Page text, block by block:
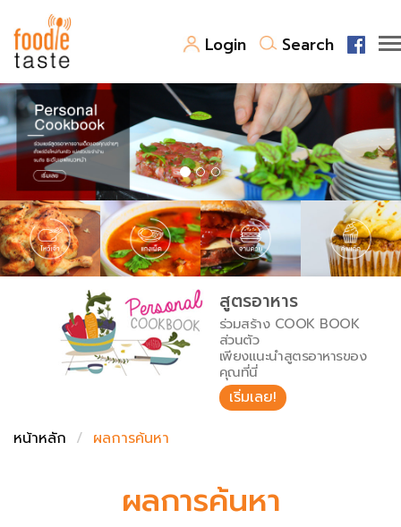
Login Search
สูตรอาหาร
สูตรอาหารล่าสุด
Top Foodie
พาไปชิม
สารพันก้นครัว
เคล็ดลับน่ารู้
เปรียบเทียบหน่วยการตวง
เปรียบเทียบอุณหภูมิ
เปรียบเทียบน้ำหนักวัตถุดิบ
FoodPedia
สร้าง Cookbook
สูตรอาหาร
ร่วมสร้าง COOK BOOK
ส่วนตัว
เพียงแนะนำสูตรอาหารของ
คุณที่นี่
เริ่มเลย!
หน้าหลัก
ผลการค้นหา
ผลการค้นหา